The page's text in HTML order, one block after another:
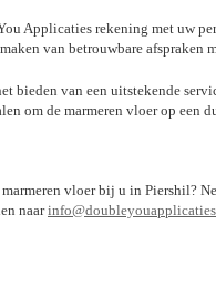
Applicaties rekening met uw
van betrouwbare afspraken
bieden van een uitstekende
om de marmeren vloer op een
vloer bij u in Piershil?
naar